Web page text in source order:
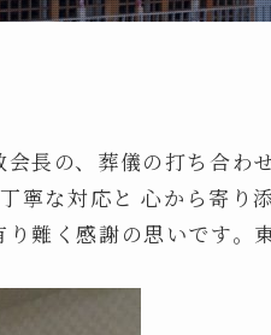
長の、葬儀の打ち合わ
寧な対応と 心から寄り
難く感謝の思いです。